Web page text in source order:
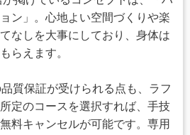
ン」。心地よい空間づくりや楽
なしを大事にしており、身体は
らえます。
質保証が受けられる点も、ラフ
定のコースを選択すれば、手技
料キャンセルが可能です。専用